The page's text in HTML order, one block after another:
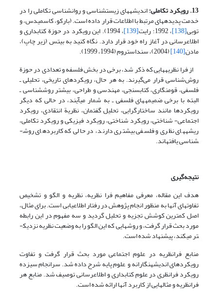
13. رویکرد تکاملی:
اندیشه­های زیست­شناسی و روانشناسی تکاملی را در
خدمت پدیده­های مرتبط با اطلاعات قرار داده است. (بارکو، کاسمیدس، و
توبی[138] ، 1992؛ رایت [139] ، 1994). این رویکرد در حوزة کتابداری و
اطلاع­رسانی در آغاز راه خود قرار دارد. نگاه کنید به بیتس (زیر چاپ)،
مادن[140]
(2004)، سنداستروم (1994، 1999).
از فرا نظریه­هایی که ذکر شد، برخی در بخش فلسفه و تعدادی در حوزة
روش‌شناسی قرار می‌گیرند. به هر حال، رویکردهای تاریخی، تحلیلی ـ
فلسفی، قوم­نگاری، کتاب­سنجی، مهندسی و طراحی، بیشتر روش­شناسی ـ
البته با برخی ضمیمه­های فلسفی ـ به شمار می­آیند، در حالی که دیگر
رویکردها مانند ساختارگرایی، تحلیل گفتمان، نظریة انتقادی، رویکرد
اجتماعی- شناختی، رویکرد شناختی، رویکرد فیزیکی و رویکرد تکاملی،
ریشه­های نظری و فلسفی بیشتری دارند، در حالی که کاربردهای روش­
شناسی یافته­اند.
نتیجه‌گیری
هدف این مقاله، معرفی مفاهیم فرا نظریه، نظریه و الگو و تشخیص
تفاوتهای آنها به منظور انجام پژوهش در رفتار اطلاع­­یابی است. برای مثال،
اصل کمترین کوشش تجزیه و تحلیل گردید و سه مفهوم در این رابطه
مورد بحث قرار گرفت، و روشهایی که این الگو را به وضعیت نظریه نزدیک­
تر می­کند، پیشنهاد شده است.
منابع فرانظریه در علوم اجتماعی مورد بحث قرار گرفت و تفاوت
رویکردهای اندیشه­نگارانه و علوم پایه شرح داده شد. سرانجام سیزده
رویکرد فرانظری در علوم کتابداری و اطلاع­رسانی توصیف شد. منابع هر
فرانظریه و مثالهایی از کاربرد آنها ارائه شده است.